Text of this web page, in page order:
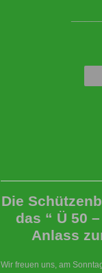
Die
das “ Ü 50
Anlass
Wir freuen uns, am